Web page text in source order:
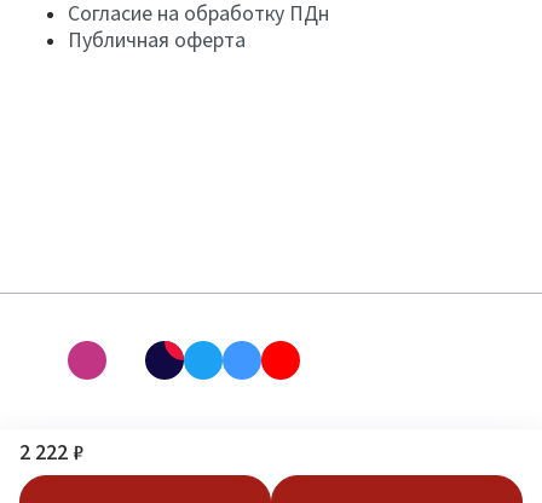
2 222 ₽
Согласие на обработку ПДн
Публичная оферта